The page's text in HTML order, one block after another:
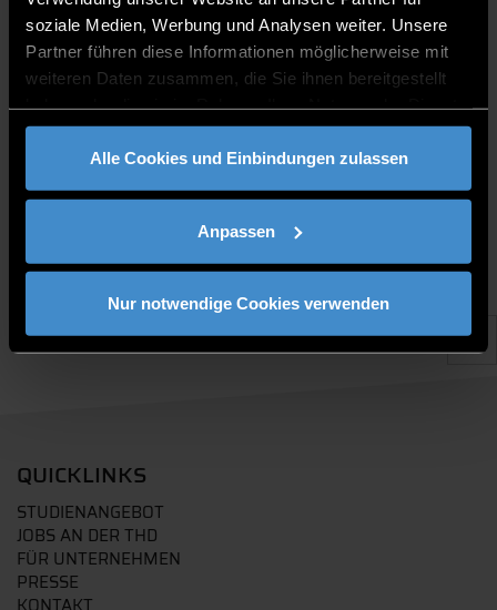
soziale Medien, Werbung und Analysen weiter. Unsere
Partner führen diese Informationen möglicherweise mit
weiteren Daten zusammen, die Sie ihnen bereitgestellt
gesammelt haben.
Alle Cookies und Einbindungen zulassen
Anpassen
Nur notwendige Cookies verwenden
G 010
0991/3615-700
0991/3615-799
QUICKLINKS
STUDIENANGEBOT
JOBS AN DER THD
FÜR UNTERNEHMEN
PRESSE